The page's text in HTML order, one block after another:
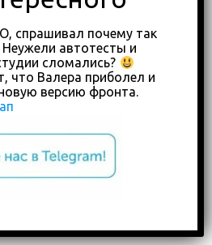
сайтов, так и для мобильных
возможностей
спрашивал почему так
автотесты и
сломались?
что Валера приболел и
версию фронта.